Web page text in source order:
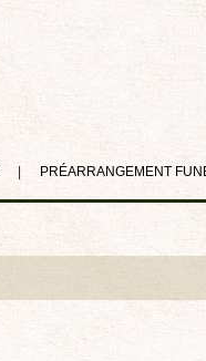
PRÉARRANGEMENT